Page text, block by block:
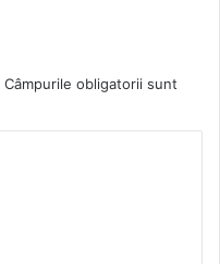
Câmpurile obligatorii sunt